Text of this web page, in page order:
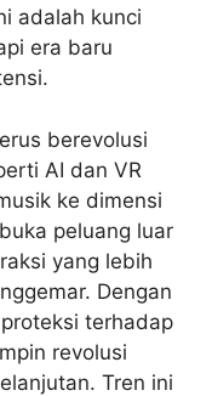
adalah kunci
era baru
berevolusi
AI dan VR
ke dimensi
peluang luar
yang lebih
Dengan
terhadap
revolusi
Tren ini